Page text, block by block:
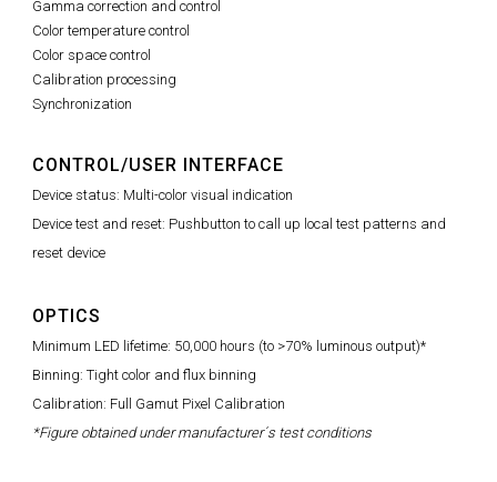
Gamma correction and control
Color temperature control
Color space control
Calibration processing
Synchronization
CONTROL/USER INTERFACE
Device status: Multi-color visual indication
Device test and reset: Pushbutton to call up local test patterns and
reset device
OPTICS
Minimum LED lifetime: 50,000 hours (to >70% luminous output)*
Binning: Tight color and flux binning
Calibration: Full Gamut Pixel Calibration
*Figure obtained under manufacturer´s test conditions